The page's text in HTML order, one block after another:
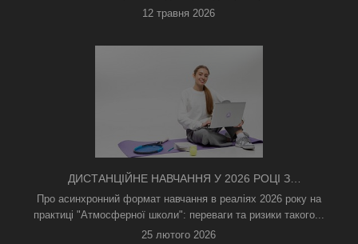
12 травня 2026
ДИСТАНЦІЙНЕ НАВЧАННЯ У 2026 РОЦІ З
ТРИВОГАМИ ТА БЕЗ СВІТЛА: ЯК АСИНХРОННИЙ
ФОРМАТ РЯТУЄ ОСВІТНІЙ ПРОЦЕС
Про асинхронний формат навчання в реаліях 2026 року на
практиці "Атмосферної школи": переваги та ризики такого...
25 лютого 2026